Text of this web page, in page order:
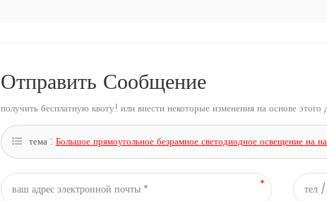
Отправить Сообщение
получить бесплатную квоту! или внести некоторые изменения на основе
тема :Большое прямоугольное безрамное светодиодное освещение на